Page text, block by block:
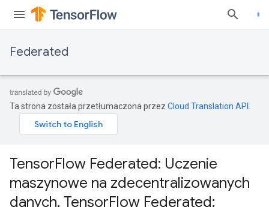
Federated
Ta strona została przetłumaczona przez Cloud Translation API
TensorFlow Federated: Uczenie
maszynowe na zdecentralizowanych
danych, TensorFlow Federated: